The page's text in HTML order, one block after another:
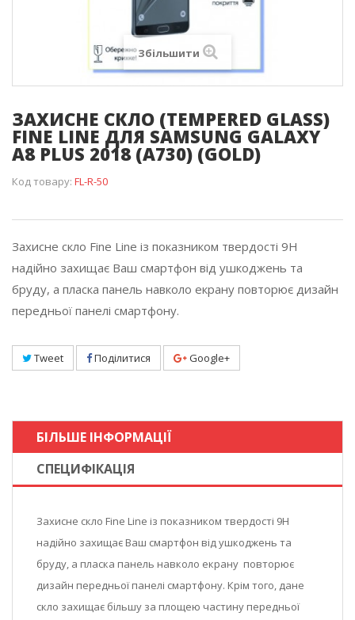
Збільшити
ЗАХИСНЕ СКЛО (TEMPERED GLASS)
FINE LINE ДЛЯ SAMSUNG GALAXY
A8 PLUS 2018 (A730) (GOLD)
Код товару: FL-R-50
Захисне скло Fine Line із показником твердості 9Н
надійно захищає Ваш смартфон від ушкоджень та
бруду, а пласка панель навколо екрану повторює дизайн
передньої панелі смартфону.
Tweet Поділитися Google+
БІЛЬШЕ ІНФОРМАЦІЇ
СПЕЦИФІКАЦІЯ
Захисне скло Fine Line із показником твердості 9Н
надійно захищає Ваш смартфон від ушкоджень та
бруду, а пласка панель навколо екрану повторює
дизайн передньої панелі смартфону. Крім того, дане
скло захищає більшу за площею частину передньої